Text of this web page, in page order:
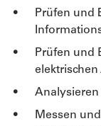
Prüfen und
Prüfen und
Analysieren
Messen